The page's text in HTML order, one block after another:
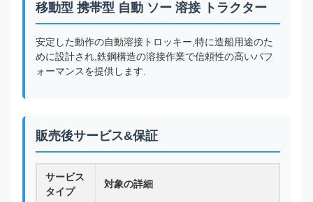
移動型 携帯型 自動 ソー 溶接 トラクター
安定した動作の自動溶接トロッキー,特に造船用途のた
めに設計され,鉄鋼構造の溶接作業で信頼性の高いパフ
ォーマンスを提供します.
販売後サービス&保証
サービス
タイプ
対象の詳細